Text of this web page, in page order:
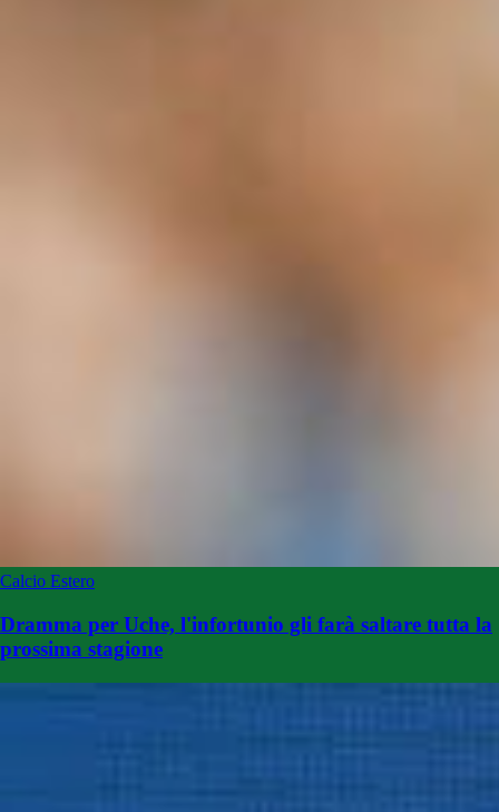
Calcio Estero
Dramma per Uche, l'infortunio gli farà saltare tutta la
prossima stagione